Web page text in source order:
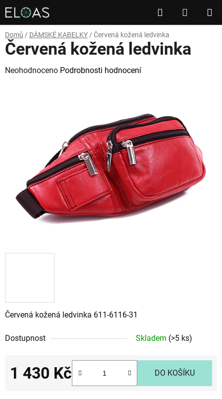
Přejít
na
obsah
Hledat
KOŠÍK
Domů / DÁMSKÉ KABELKY / Červená kožená ledvinka
Červená kožená ledvinka 611-6116-31
Dostupnost Skladem (>5 ks)
1 430 Kč DO KOŠÍKU
Červená kožená ledvinka
Průměrné
Neohodnoceno Podrobnosti hodnocení